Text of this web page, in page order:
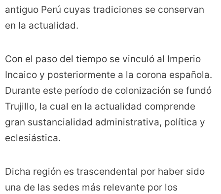
antiguo Perú cuyas tradiciones se conservan
en la actualidad.
Con el paso del tiempo se vinculó al Imperio
Incaico y posteriormente a la corona española.
Durante este período de colonización se fundó
Trujillo, la cual en la actualidad comprende
gran sustancialidad administrativa, política y
eclesiástica.
Dicha región es trascendental por haber sido
una de las sedes más relevante por los